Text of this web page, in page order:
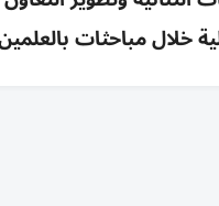
خلال مباحثات